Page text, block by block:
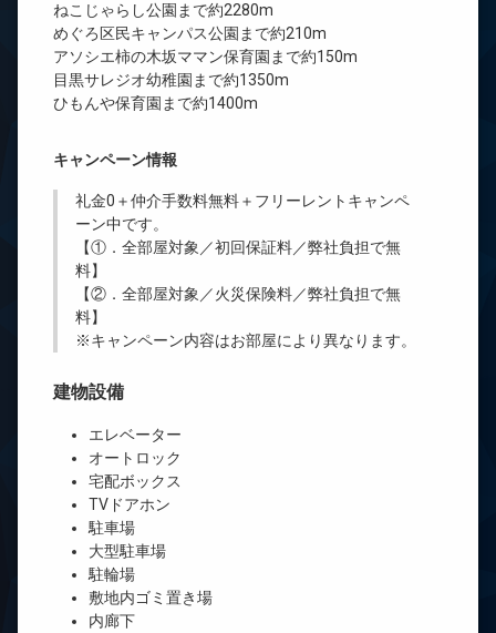
ねこじゃらし公園まで約2280m
めぐろ区民キャンパス公園まで約210m
アソシエ柿の木坂ママン保育園まで約150m
目黒サレジオ幼稚園まで約1350m
ひもんや保育園まで約1400m
キャンペーン情報
礼金0 ＋仲介手数料無料＋ フリーレント キャンペ
ーン中です。
【①．全部屋対象／初回保証料／弊社負担で無
料】
【②．全部屋対象／火災保険料／弊社負担で無
料】
※キャンペーン内容はお部屋により異なります。
建物設備
エレベーター
オートロック
宅配ボックス
TVドアホン
駐車場
大型駐車場
駐輪場
敷地内ゴミ置き場
内廊下